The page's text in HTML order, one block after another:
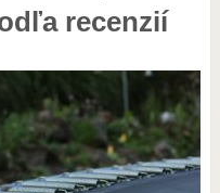
recenzií